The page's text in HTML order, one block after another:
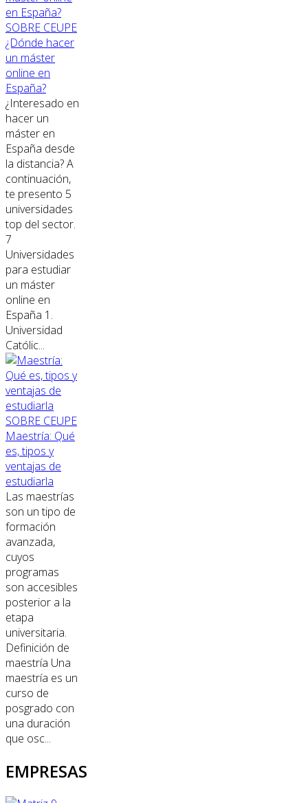
SOBRE CEUPE
¿Dónde hacer
un máster
online en
España?
¿Interesado en
hacer un
máster en
España desde
la distancia? A
continuación,
te presento 5
universidades
top del sector.
7
Universidades
para estudiar
un máster
online en
España 1.
Universidad
Católic...
SOBRE CEUPE
Maestría: Qué
es, tipos y
ventajas de
estudiarla
Las maestrías
son un tipo de
formación
avanzada,
cuyos
programas
son accesibles
posterior a la
etapa
universitaria.
Definición de
maestría Una
maestría es un
curso de
posgrado con
una duración
que osc...
EMPRESAS